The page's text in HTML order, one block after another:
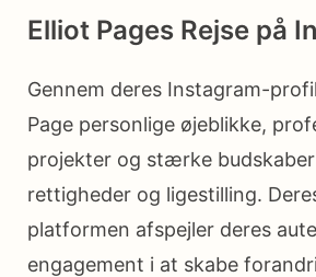
Elliot Pages Rejse på
Gennem deres Instagram-
Page personlige øjeblikke,
projekter og stærke
rettigheder og ligestilling.
platformen afspejler deres
engagement i at skabe